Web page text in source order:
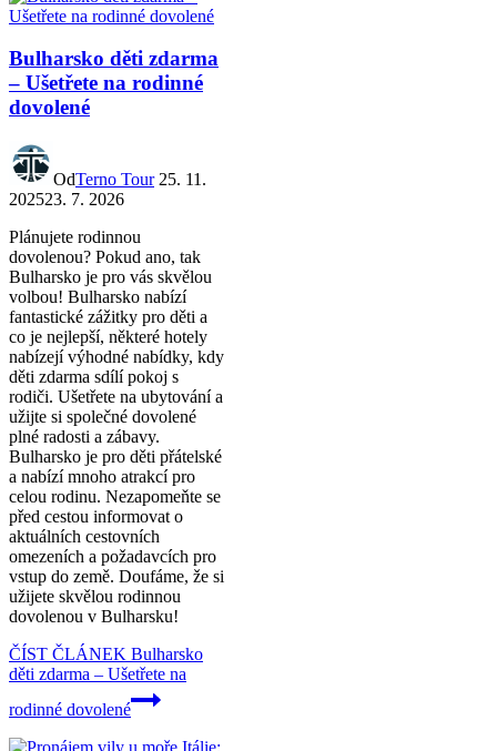
Bulharsko děti zdarma
– Ušetřete na rodinné
dovolené
OdTerno Tour 25. 11.
202523. 7. 2026
Plánujete rodinnou
dovolenou? Pokud ano, tak
Bulharsko je pro vás skvělou
volbou! Bulharsko nabízí
fantastické zážitky pro děti a
co je nejlepší, některé hotely
nabízejí výhodné nabídky, kdy
děti zdarma sdílí pokoj s
rodiči. Ušetřete na ubytování a
užijte si společné dovolené
plné radosti a zábavy.
Bulharsko je pro děti přátelské
a nabízí mnoho atrakcí pro
celou rodinu. Nezapomeňte se
před cestou informovat o
aktuálních cestovních
omezeních a požadavcích pro
vstup do země. Doufáme, že si
užijete skvělou rodinnou
dovolenou v Bulharsku!
ČÍST ČLÁNEK Bulharsko
děti zdarma – Ušetřete na
rodinné dovolené